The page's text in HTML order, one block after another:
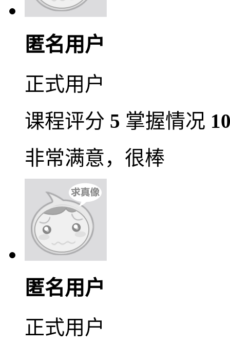
匿名用户
正式用户
课程评分 5 掌握情况
非常满意，很棒
匿名用户
正式用户